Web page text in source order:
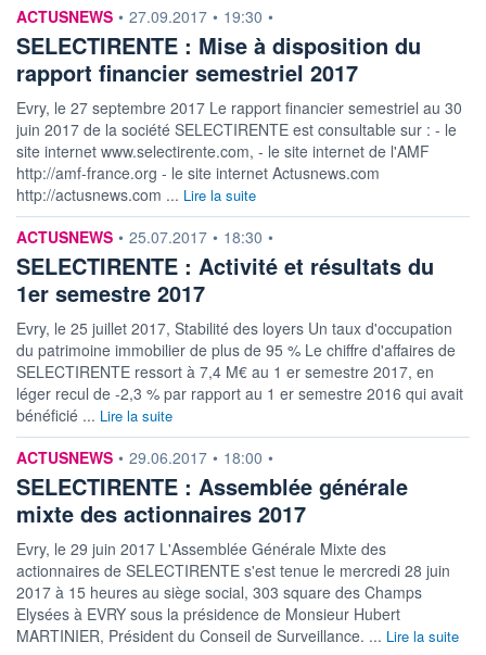
information fournie par
ACTUSNEWS • 27.09.2017 • 19:30 •
SELECTIRENTE : Mise à disposition du
rapport financier semestriel 2017
Evry, le 27 septembre 2017 Le rapport financier semestriel au 30
juin 2017 de la société SELECTIRENTE est consultable sur : - le
site internet www.selectirente.com, - le site internet de l'AMF
http://amf-france.org - le site internet Actusnews.com
http://actusnews.com ... Lire la suite
information fournie par
ACTUSNEWS • 25.07.2017 • 18:30 •
SELECTIRENTE : Activité et résultats du
1er semestre 2017
Evry, le 25 juillet 2017, Stabilité des loyers Un taux d'occupation
du patrimoine immobilier de plus de 95 % Le chiffre d'affaires de
SELECTIRENTE ressort à 7,4 M€ au 1 er semestre 2017, en
léger recul de -2,3 % par rapport au 1 er semestre 2016 qui avait
bénéficié ... Lire la suite
information fournie par
ACTUSNEWS • 29.06.2017 • 18:00 •
SELECTIRENTE : Assemblée générale
mixte des actionnaires 2017
Evry, le 29 juin 2017 L'Assemblée Générale Mixte des
actionnaires de SELECTIRENTE s'est tenue le mercredi 28 juin
2017 à 15 heures au siège social, 303 square des Champs
Elysées à EVRY sous la présidence de Monsieur Hubert
MARTINIER, Président du Conseil de Surveillance. ... Lire la suite